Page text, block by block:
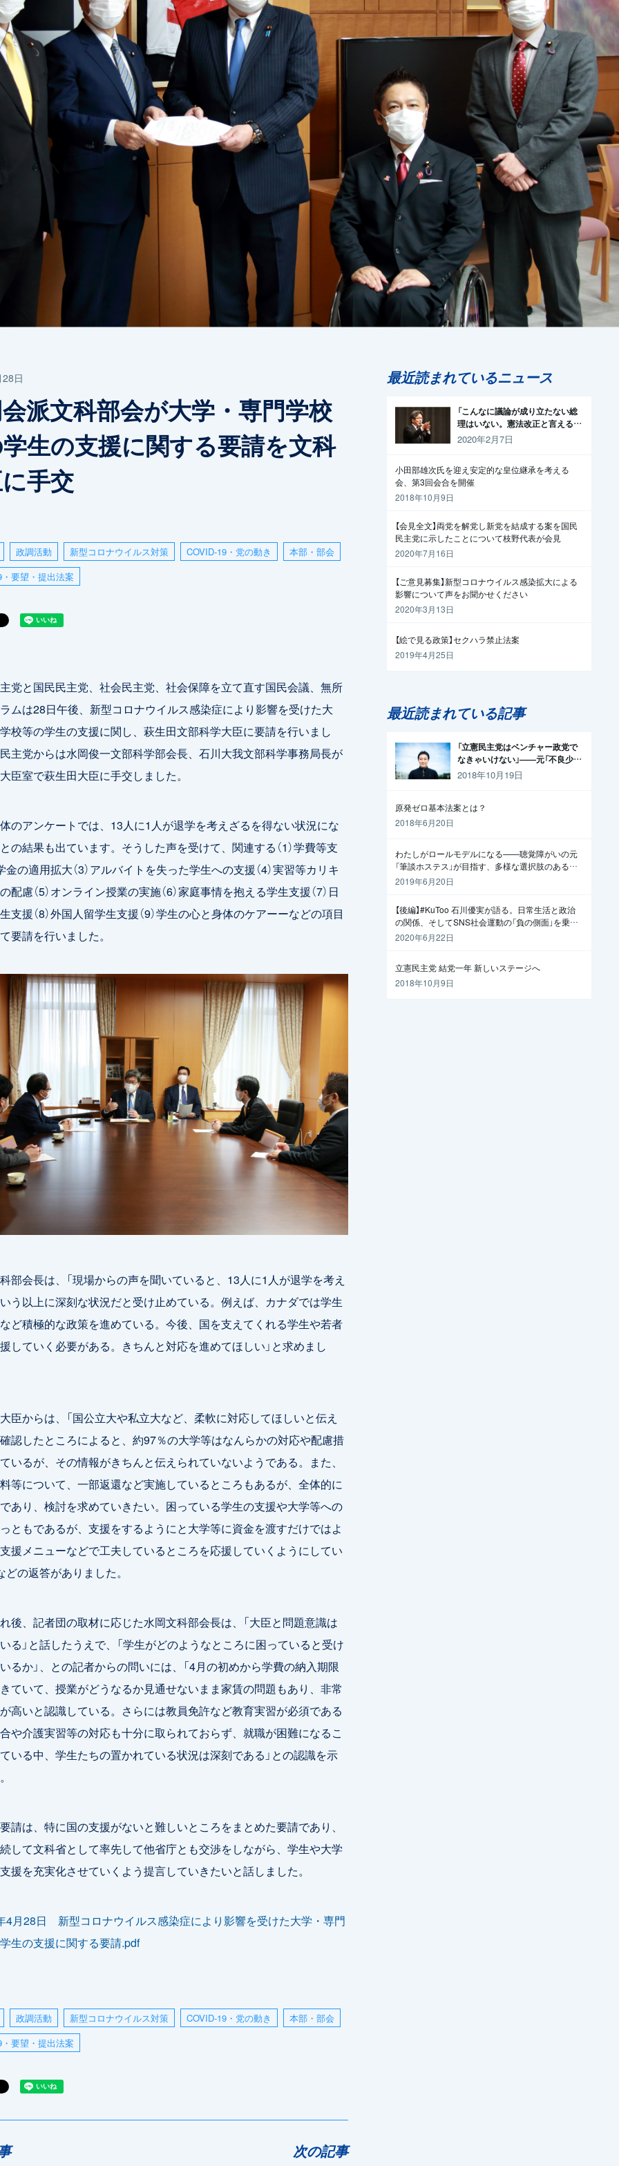
日
派文科部会が大学・専門学校
生の支援に関する要請を文科
手交
政調活動 新型コロナウイルス対策 COVID-19・党の動き
本部・部会
要望・提出法案
と国民民主党、社会民主党、社会保障を立て直す国民会議、無所
ムは28日午後、新型コロナウイルス感染症により影響を受けた大
校等の学生の支援に関し、萩生田文部科学大臣に要請を行いまし
主党からは水岡俊一文部科学部会長、石川大我文部科学事務局長が
臣室で萩生田大臣に手交しました。
アンケートでは、13人に1人が退学を考えざるを得ない状況にな
の結果も出ています。そうした声を受けて、関連する（1）学費等支
金の適用拡大（3）アルバイトを失った学生への支援（4）実習等カリキ
配慮（5）オンライン授業の実施（6）家庭事情を抱える学生支援（7）日
支援（8）外国人留学生支援（9）学生の心と身体のケアーーなどの項目
要請を行いました。
会長は、「現場からの声を聞いていると、13人に1人が退学を考え
う以上に深刻な状況だと受け止めている。例えば、カナダでは学生
ど積極的な政策を進めている。今後、国を支えてくれる学生や若者
していく必要がある。きちんと対応を進めてほしい」と求めまし
からは、「国公立大や私立大など、柔軟に対応してほしいと伝え
認したところによると、約97％の大学等はなんらかの対応や配慮措
いるが、その情報がきちんと伝えられていないようである。また、
等について、一部返還など実施しているところもあるが、全体的に
あり、検討を求めていきたい。困っている学生の支援や大学等への
ともであるが、支援をするようにと大学等に資金を渡すだけではよ
援メニューなどで工夫しているところを応援していくようにしてい
どの返答がありました。
、記者団の取材に応じた水岡文科部会長は、「大臣と問題意識は
る」と話したうえで、「学生がどのようなところに困っていると受け
るか」、との記者からの問いには、「4月の初めから学費の納入期限
ていて、授業がどうなるか見通せないまま家賃の問題もあり、非常
高いと認識している。さらには教員免許など教育実習が必須である
や介護実習等の対応も十分に取られておらず、就職が困難になるこ
いる中、学生たちの置かれている状況は深刻である」との認識を示
は、特に国の支援がないと難しいところをまとめた要請であり、
して文科省として率先して他省庁とも交渉をしながら、学生や大学
援を充実化させていくよう提言していきたいと話しました。
4月28日 新型コロナウイルス感染症により影響を受けた大学・専門
生の支援に関する要請.pdf
政調活動 新型コロナウイルス対策 COVID-19・党の動き
本部・部会
要望・提出法案
次の記事
最近読まれているニュース
「こんなに議論が成り立たない総
理はいない。憲法改正と言える資
格がどこにある。市民と野党の力
で引きずり下ろそう」杉尾議員
2020年2月7日
小田部雄次氏を迎え安定的な皇位継承を考える
会、第3回会合を開催
2018年10月9日
【会見全文】両党を解党し新党を結成する案を国民
民主党に示したことについて枝野代表が会見
2020年7月16日
【ご意見募集】新型コロナウイルス感染拡大による
影響について声をお聞かせください
2020年3月13日
【絵で見る政策】セクハラ禁止法案
2019年4月25日
最近読まれている記事
「立憲民主党はベンチャー政党で
なきゃいけない」——元「不良少
年」の起業家が政治家になった理
2018年10月19日
原発ゼロ基本法案とは？
2018年6月20日
わたしがロールモデルになる——聴覚障がいの元
「筆談ホステス」が目指す、多様な選択肢のある社
会
2019年6月20日
【後編】#KuToo 石川優実が語る。日常生活と政治
の関係、そしてSNS社会運動の「負の側面」を乗り
越えるには
2020年6月22日
立憲民主党 結党一年 新しいステージへ
2018年10月9日